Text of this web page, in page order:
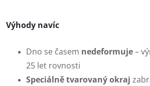
Výhody navíc
Dno se časem nedeformuje–
25 let rovnosti
Speciálně tvarovaný okraj